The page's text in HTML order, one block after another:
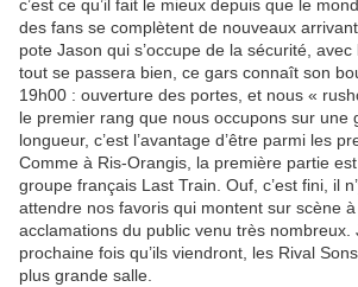
c’est ce qu’il fait le mieux depuis que le
des fans se complètent de nouveaux
pote Jason qui s’occupe de la sécurité, avec
tout se passera bien, ce gars connaît son
19h00 : ouverture des portes, et nous «
le premier rang que nous occupons sur une
longueur, c’est l’avantage d’être parmi les
Comme à Ris-Orangis, la première partie
groupe français Last Train. Ouf, c’est fini, il
attendre nos favoris qui montent sur scène
acclamations du public venu très nombreux.
prochaine fois qu’ils viendront, les Rival
plus grande salle.